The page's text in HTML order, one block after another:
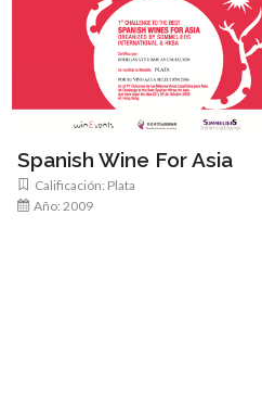
Spanish Wine For Asia
Calificación: Plata
Año: 2009